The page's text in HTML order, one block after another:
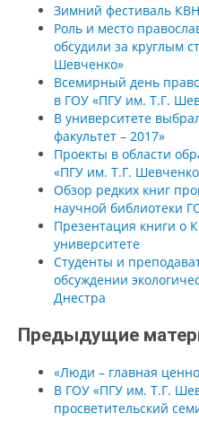
Зимний фестиваль
Роль и место
обсудили за круглым
Шевченко»
Всемирный день
в ГОУ «ПГУ им. Т.Г.
В университете
факультет – 2017»
Проекты в области
«ПГУ им. Т.Г.
Обзор редких книг
научной библиотеки
Презентация книги о
университете
Студенты и
обсуждении
Днестра
Предыдущие
«Люди – главная
В ГОУ «ПГУ им. Т.Г.
просветительский